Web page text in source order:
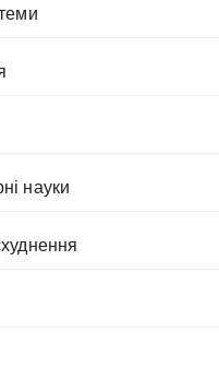
теми
науки